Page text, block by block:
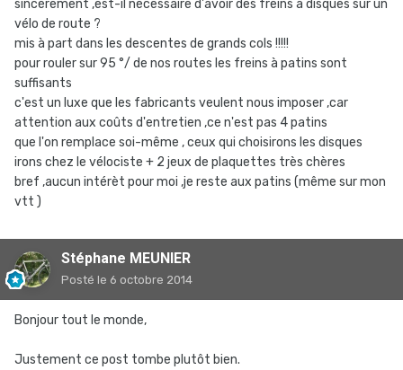
sincèrement ,est-il nécessaire d'avoir des freins à disques sur un
vélo de route ?
mis à part dans les descentes de grands cols !!!!!
pour rouler sur 95 °/ de nos routes les freins à patins sont
suffisants
c'est un luxe que les fabricants veulent nous imposer ,car
attention aux coûts d'entretien ,ce n'est pas 4 patins
que l'on remplace soi-même , ceux qui choisirons les disques
irons chez le vélociste + 2 jeux de plaquettes très chères
bref ,aucun intérèt pour moi ,je reste aux patins (même sur mon
vtt )
Stéphane MEUNIER
Posté le 6 octobre 2014
Bonjour tout le monde,
Justement ce post tombe plutôt bien.